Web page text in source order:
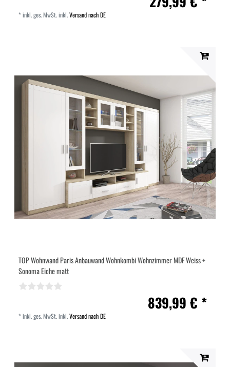
*inkl. ges. MwSt.inkl.Versand nach DE
TOP Wohnwand Paris Anbauwand Wohnkombi Wohnzimmer MDF Weiss +
Sonoma Eiche matt
839,99 € *
*inkl. ges. MwSt.inkl.Versand nach DE